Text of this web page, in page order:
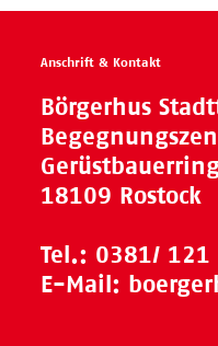
Anschrift & Kontakt
Börgerhus
18109 Rostock
Tel.: 0381/ 121
E-Mail: